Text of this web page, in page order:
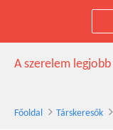
Imi035
A szerelem
Főoldal Társkeresők